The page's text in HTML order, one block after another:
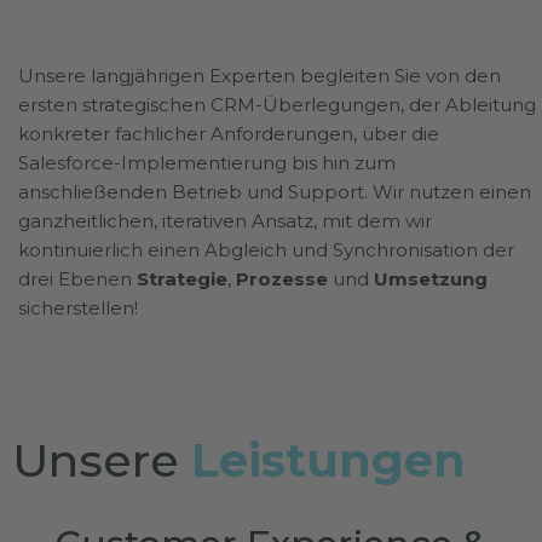
Unsere langjährigen Experten begleiten Sie von den
ersten strategischen CRM-Überlegungen, der Ableitung
konkreter fachlicher Anforderungen, über die
Salesforce-Implementierung bis hin zum
anschließenden Betrieb und Support. Wir nutzen einen
ganzheitlichen, iterativen Ansatz, mit dem wir
kontinuierlich einen Abgleich und Synchronisation der
drei Ebenen Strategie, Prozesse und Umsetzung
sicherstellen!
Unsere Leistungen